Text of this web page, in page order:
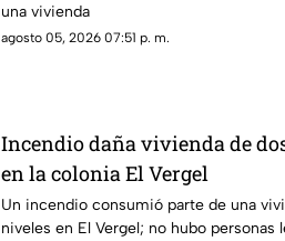
una vivienda
agosto 05, 2026 07:51 p. m.
Incendio daña vivienda de
en la colonia El Vergel
Un incendio consumió parte de una
niveles en El Vergel; no hubo personas